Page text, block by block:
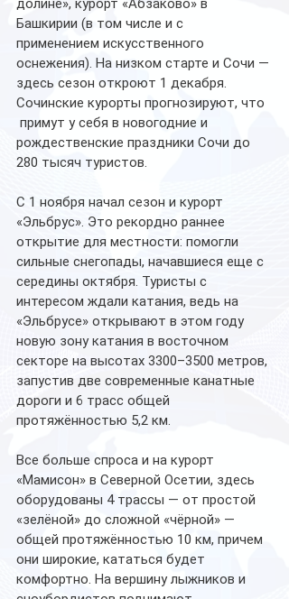
долине», курорт «Абзаково» в
Башкирии (в том числе и с
применением искусственного
оснежения). На низком старте и Сочи —
здесь сезон откроют 1 декабря.
Сочинские курорты прогнозируют, что
примут у себя в новогодние и
рождественские праздники Сочи до
280 тысяч туристов.
С 1 ноября начал сезон и курорт
«Эльбрус». Это рекордно раннее
открытие для местности: помогли
сильные снегопады, начавшиеся еще с
середины октября. Туристы с
интересом ждали катания, ведь на
«Эльбрусе» открывают в этом году
новую зону катания в восточном
секторе на высотах 3300–3500 метров,
запустив две современные канатные
дороги и 6 трасс общей
протяжённостью 5,2 км.
Все больше спроса и на курорт
«Мамисон» в Северной Осетии, здесь
оборудованы 4 трассы — от простой
«зелёной» до сложной «чёрной» —
общей протяжённостью 10 км, причем
они широкие, кататься будет
комфортно. На вершину лыжников и